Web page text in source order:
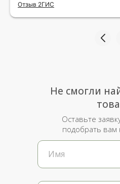
рада.
Отзыв 2ГИС
Не смогли
Оставьте
подобрать